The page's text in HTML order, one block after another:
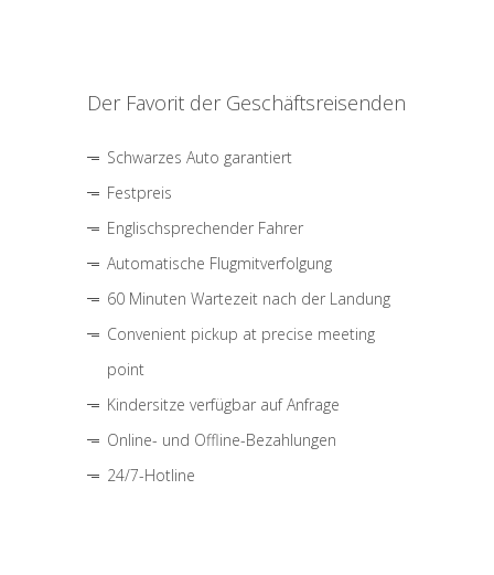
Der Favorit der Geschäftsreisenden
Schwarzes Auto garantiert
Festpreis
Englischsprechender Fahrer
Automatische Flugmitverfolgung
60 Minuten Wartezeit nach der Landung
Convenient pickup at precise meeting
point
Kindersitze verfügbar auf Anfrage
Online- und Offline-Bezahlungen
24/7-Hotline